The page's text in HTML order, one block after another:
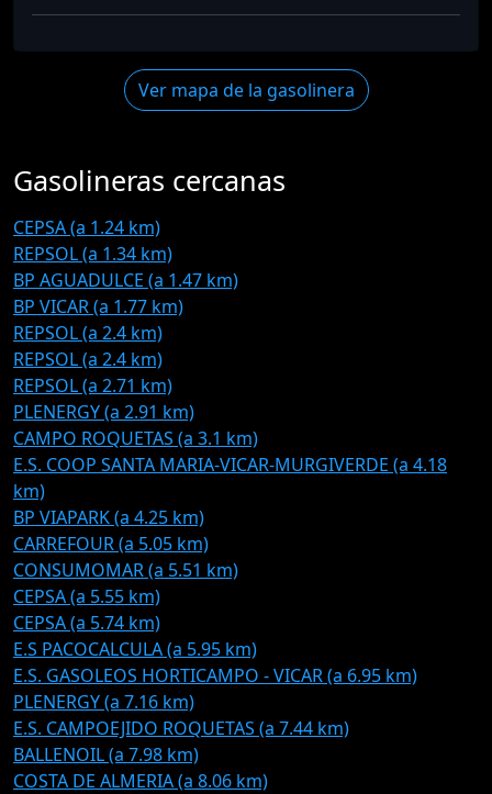
Ver mapa de la gasolinera
Gasolineras cercanas
CEPSA (a 1.24 km)
REPSOL (a 1.34 km)
BP AGUADULCE (a 1.47 km)
BP VICAR (a 1.77 km)
REPSOL (a 2.4 km)
REPSOL (a 2.4 km)
REPSOL (a 2.71 km)
PLENERGY (a 2.91 km)
CAMPO ROQUETAS (a 3.1 km)
E.S. COOP SANTA MARIA-VICAR-MURGIVERDE (a 4.18
km)
BP VIAPARK (a 4.25 km)
CARREFOUR (a 5.05 km)
CONSUMOMAR (a 5.51 km)
CEPSA (a 5.55 km)
CEPSA (a 5.74 km)
E.S PACOCALCULA (a 5.95 km)
E.S. GASOLEOS HORTICAMPO - VICAR (a 6.95 km)
PLENERGY (a 7.16 km)
E.S. CAMPOEJIDO ROQUETAS (a 7.44 km)
BALLENOIL (a 7.98 km)
COSTA DE ALMERIA (a 8.06 km)